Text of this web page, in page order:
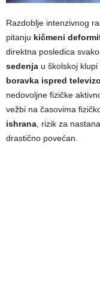
Razdoblje intenzivnog
pitanju kičmeni
direktna posledica
sedenja u školskoj
boravka ispred
nedovoljne fizičke
vežbi na časovima
ishrana , rizik za
drastično povećan.